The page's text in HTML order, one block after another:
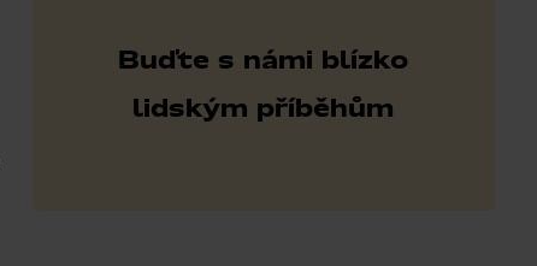
Buďte s námi blízko
lidským příběhům